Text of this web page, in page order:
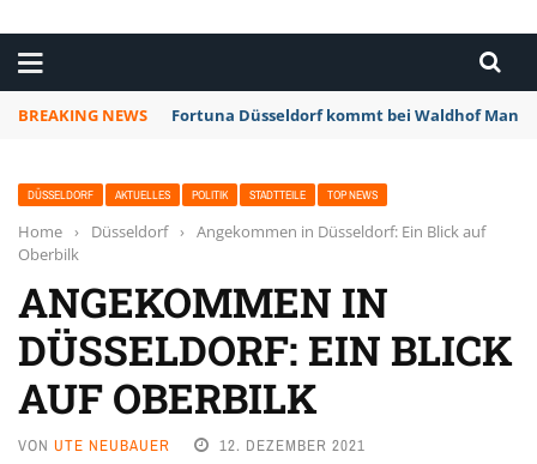
BREAKING NEWS Fortuna Düsseldorf kommt bei Waldhof
DÜSSELDORF AKTUELLES POLITIK STADTTEILE TOP NEWS
Home › Düsseldorf › Angekommen in Düsseldorf: Ein Blick auf
Oberbilk
ANGEKOMMEN IN
DÜSSELDORF: EIN BLICK
AUF OBERBILK
VON UTE NEUBAUER 12. DEZEMBER 2021